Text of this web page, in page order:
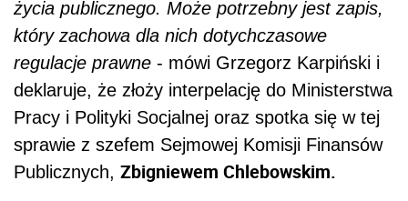
życia publicznego. Może potrzebny jest zapis,
który zachowa dla nich dotychczasowe
regulacje prawne - mówi Grzegorz Karpiński i
deklaruje, że złoży interpelację do Ministerstwa
Pracy i Polityki Socjalnej oraz spotka się w tej
sprawie z szefem Sejmowej Komisji Finansów
Publicznych, Zbigniewem Chlebowskim.